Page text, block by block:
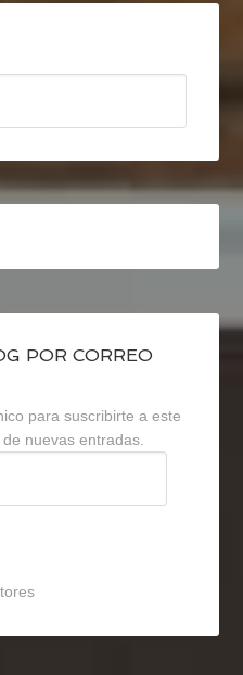
POR CORREO
para suscribirte a este
nuevas entradas.